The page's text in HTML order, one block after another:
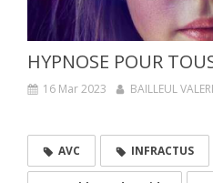
HYPNOSE POUR
16 Mar 2023 BAILLEUL
AVC INFRACTUS